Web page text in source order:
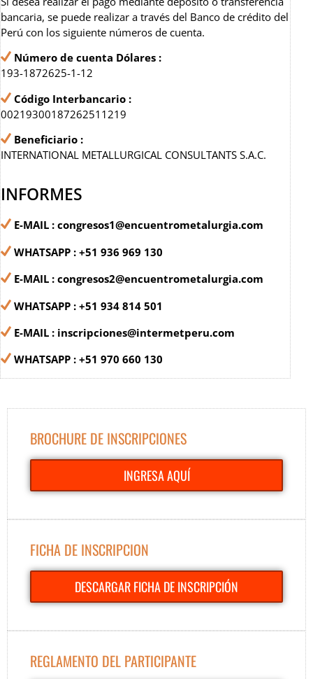
bancaria, se puede realizar a través del Banco de crédito del
Perú con los siguiente números de cuenta.
Número de cuenta Dólares :
193-1872625-1-12
Código Interbancario :
00219300187262511219
Beneficiario :
INTERNATIONAL METALLURGICAL CONSULTANTS S.A.C.
INFORMES
E-MAIL : congresos1@encuentrometalurgia.com
WHATSAPP : +51 936 969 130
E-MAIL : congresos2@encuentrometalurgia.com
WHATSAPP : +51 934 814 501
E-MAIL : inscripciones@intermetperu.com
WHATSAPP : +51 970 660 130
BROCHURE DE INSCRIPCIONES
INGRESA AQUÍ
FICHA DE INSCRIPCION
DESCARGAR FICHA DE INSCRIPCIÓN
REGLAMENTO DEL PARTICIPANTE